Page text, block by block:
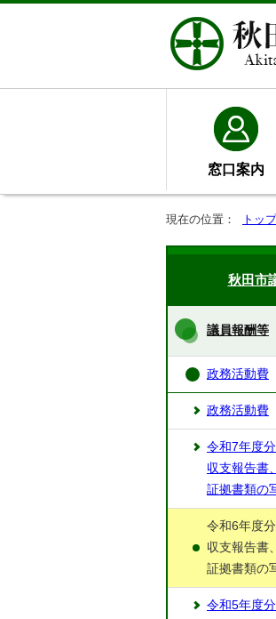
窓口案内
現在の位置： トッ
秋田市
議員報酬等
政務活動費
政務活動費
令和7年度
収支報告書
証拠書類の
令和6年度
収支報告書
証拠書類の
令和5年度